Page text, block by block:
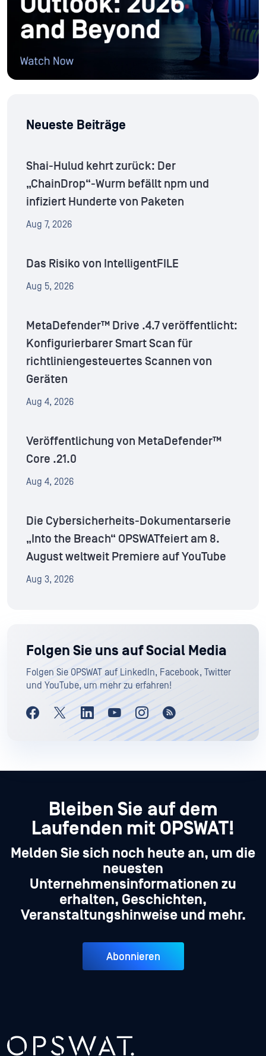
Neueste Beiträge
Shai-Hulud kehrt zurück: Der
„ChainDrop“-Wurm befällt npm und
infiziert Hunderte von Paketen
Aug 7, 2026
Das Risiko von IntelligentFILE
Aug 5, 2026
MetaDefender™ Drive .4.7 veröffentlicht:
Konfigurierbarer Smart Scan für
richtliniengesteuertes Scannen von
Geräten
Aug 4, 2026
Veröffentlichung von MetaDefender™
Core .21.0
Aug 4, 2026
Die Cybersicherheits-Dokumentarserie
„Into the Breach“ OPSWATfeiert am 8.
August weltweit Premiere auf YouTube
Aug 3, 2026
Folgen Sie uns auf Social Media
Folgen Sie OPSWAT auf LinkedIn, Facebook, Twitter
und YouTube, um mehr zu erfahren!
Bleiben Sie auf dem
Laufenden mit OPSWAT!
Melden Sie sich noch heute an, um die
neuesten
Unternehmensinformationen zu
erhalten, Geschichten,
Veranstaltungshinweise und mehr.
Abonnieren